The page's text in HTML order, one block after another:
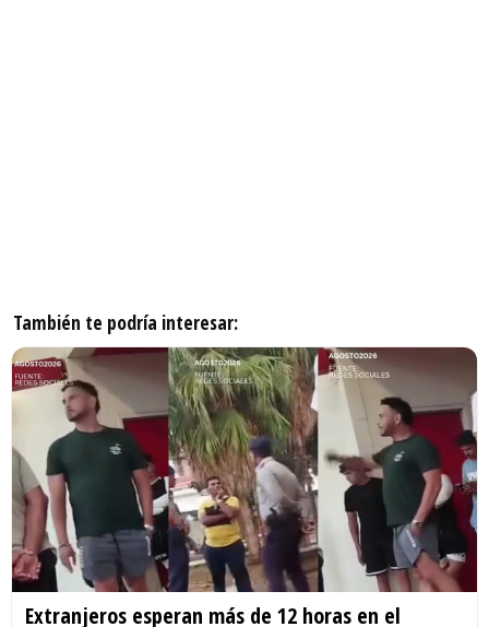
También te podría interesar:
Extranjeros esperan más de 12 horas en el